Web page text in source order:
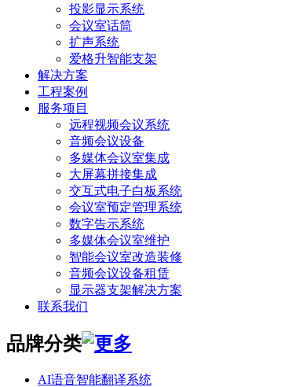
投影显示系统
会议室话筒
扩声系统
爱格升智能支架
解决方案
工程案例
服务项目
远程视频会议系统
音频会议设备
多媒体会议室集成
大屏幕拼接集成
交互式电子白板系统
会议室预定管理系统
数字告示系统
多媒体会议室维护
智能会议室改造装修
音频会议设备租赁
显示器支架解决方案
联系我们
品牌分类
AI语音智能翻译系统